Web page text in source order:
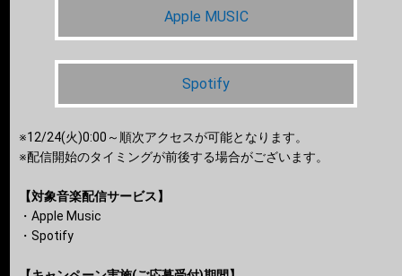
Apple MUSIC
Spotify
※12/24(火)0:00～順次アクセスが可能となります。
※配信開始のタイミングが前後する場合がございます。
【対象音楽配信サービス】
・Apple Music
・Spotify